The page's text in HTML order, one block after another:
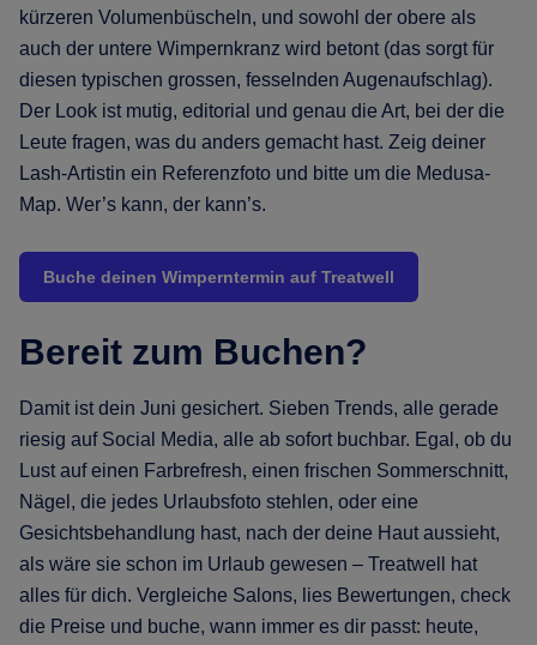
kürzeren Volumenbüscheln, und sowohl der obere als
auch der untere Wimpernkranz wird betont (das sorgt für
diesen typischen grossen, fesselnden Augenaufschlag).
Der Look ist mutig, editorial und genau die Art, bei der die
Leute fragen, was du anders gemacht hast. Zeig deiner
Lash-Artistin ein Referenzfoto und bitte um die Medusa-
Map. Wer’s kann, der kann’s.
Buche deinen Wimperntermin auf Treatwell
Bereit zum Buchen?
Damit ist dein Juni gesichert. Sieben Trends, alle gerade
riesig auf Social Media, alle ab sofort buchbar. Egal, ob du
Lust auf einen Farbrefresh, einen frischen Sommerschnitt,
Nägel, die jedes Urlaubsfoto stehlen, oder eine
Gesichtsbehandlung hast, nach der deine Haut aussieht,
als wäre sie schon im Urlaub gewesen – Treatwell hat
alles für dich. Vergleiche Salons, lies Bewertungen, check
die Preise und buche, wann immer es dir passt: heute,